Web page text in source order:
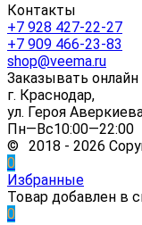
Контакты
+7 928 427-22-27
+7 909 466-23-83
shop@veema.ru
Заказывать
г. Краснодар,
ул. Героя
Пн—Вс10:00—22:00
© 2018 - 2026
0
Избранные
Товар добавлен в
0